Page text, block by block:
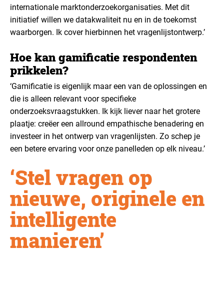
internationale marktonderzoekorganisaties. Met dit
initiatief willen we datakwaliteit nu en in de toekomst
waarborgen. Ik cover hierbinnen het vragenlijstontwerp.’
Hoe kan gamificatie respondenten
prikkelen?
‘Gamificatie is eigenlijk maar een van de oplossingen en
die is alleen relevant voor specifieke
onderzoeksvraagstukken. Ik kijk liever naar het grotere
plaatje: creëer een allround empathische benadering en
investeer in het ontwerp van vragenlijsten. Zo schep je
een betere ervaring voor onze panelleden op elk niveau.’
‘Stel vragen op
nieuwe, originele en
intelligente
manieren’